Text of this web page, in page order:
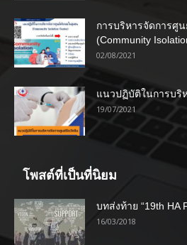
การบริหารจัดการศู
(Community
02/08/2021
แนวปฏิบัติในการบริ
19/07/2021
โพสต์ที่เป็นที่นิยม
บทส่งท้าย “19th HA
16/03/2018